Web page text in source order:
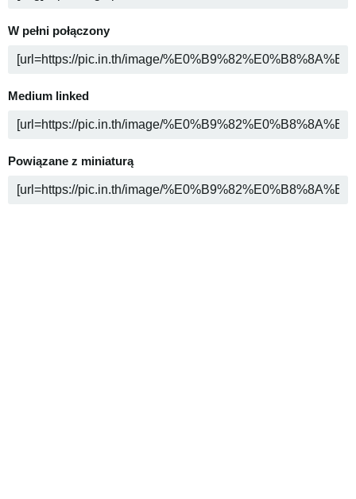
W pełni połączony
Medium linked
Powiązane z miniaturą